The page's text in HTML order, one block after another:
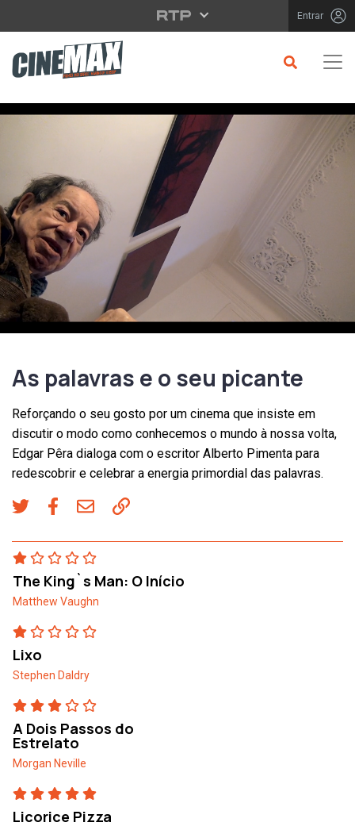
Saltar para o conteúdo principal Entrar
As palavras e o seu picante
Reforçando o seu gosto por um cinema que insiste em
discutir o modo como conhecemos o mundo à nossa volta,
Edgar Pêra dialoga com o escritor Alberto Pimenta para
redescobrir e celebrar a energia primordial das palavras.
The King`s Man: O Início
Matthew Vaughn
Lixo
Stephen Daldry
A Dois Passos do
Estrelato
Morgan Neville
Licorice Pizza